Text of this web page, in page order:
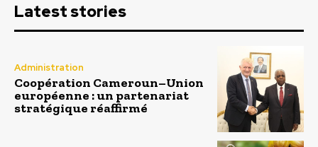
Latest stories
Administration
Coopération Cameroun–Union
européenne : un partenariat
stratégique réaffirmé